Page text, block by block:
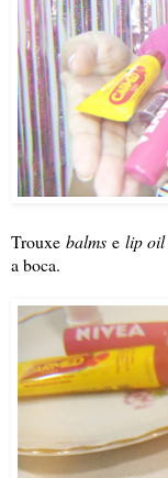
Trouxebalms elip oil
a boca.